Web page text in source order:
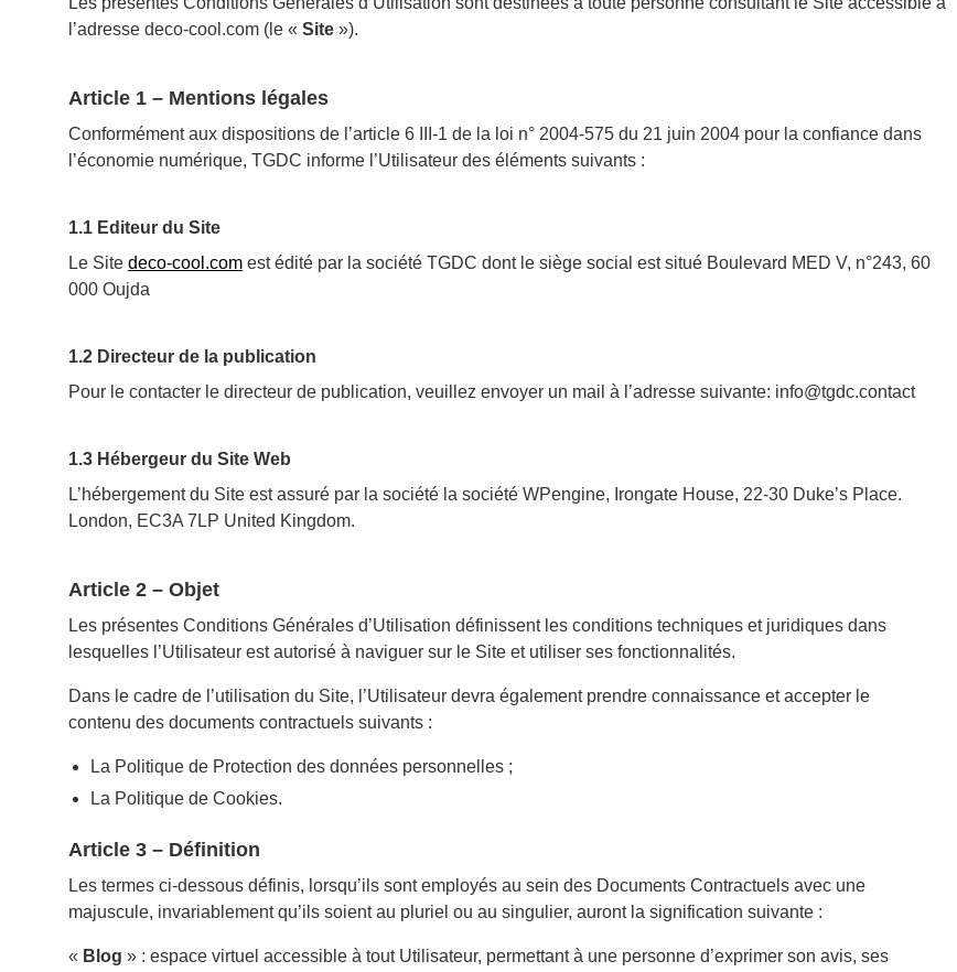
l’adresse deco-cool.com (le « Site »).
Article 1 – Mentions légales
Conformément aux dispositions de l’article 6 III-1 de la loi n° 2004-575 du 21 juin 2004 pour la confiance dans
l’économie numérique, TGDC informe l’Utilisateur des éléments suivants :
1.1 Editeur du Site
Le Site deco-cool.com est édité par la société TGDC dont le siège social est situé Boulevard MED V, n°243, 60
000 Oujda
1.2 Directeur de la publication
Pour le contacter le directeur de publication, veuillez envoyer un mail à l’adresse suivante: info@tgdc.contact
1.3 Hébergeur du Site Web
L’hébergement du Site est assuré par la société la société WPengine, Irongate House, 22-30 Duke’s Place.
London, EC3A 7LP United Kingdom.
Article 2 – Objet
Les présentes Conditions Générales d’Utilisation définissent les conditions techniques et juridiques dans
lesquelles l’Utilisateur est autorisé à naviguer sur le Site et utiliser ses fonctionnalités.
Dans le cadre de l’utilisation du Site, l’Utilisateur devra également prendre connaissance et accepter le
contenu des documents contractuels suivants :
La Politique de Protection des données personnelles ;
La Politique de Cookies.
Article 3 – Définition
Les termes ci-dessous définis, lorsqu’ils sont employés au sein des Documents Contractuels avec une
majuscule, invariablement qu’ils soient au pluriel ou au singulier, auront la signification suivante :
« Blog » : espace virtuel accessible à tout Utilisateur, permettant à une personne d’exprimer son avis, ses